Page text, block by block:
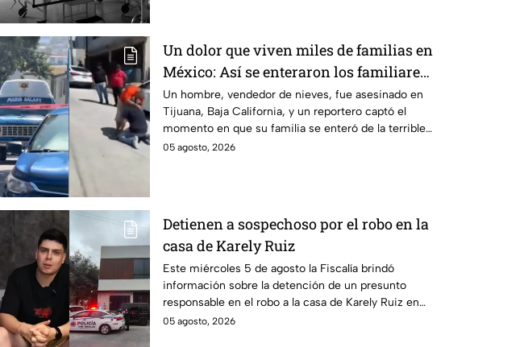
Un dolor que viven miles de familias en
México: Así se enteraron los familiares
de un vendedor de nieves de su
asesinato en Tijuana, Baja California
Un hombre, vendedor de nieves, fue asesinado en
Tijuana, Baja California, y un reportero captó el
momento en que su familia se enteró de la terrible
noticia.
05 agosto, 2026
Detienen a sospechoso por el robo en la
casa de Karely Ruiz
Este miércoles 5 de agosto la Fiscalía brindó
información sobre la detención de un presunto
responsable en el robo a la casa de Karely Ruiz en
Nuevo León.
05 agosto, 2026